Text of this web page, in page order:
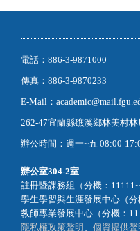
電話：886-3-9871000
傳真：886-3-9870233
E-Mail：
262-47宜蘭縣礁溪鄉林美村林
辦公時間：週一~五 08:00-
辦公室304-2室
註冊暨課務組（分機：
學生學習與生涯發展中心（分
教師專業發展中心（分機：
隱私權政策聲明 、 個資提供聲